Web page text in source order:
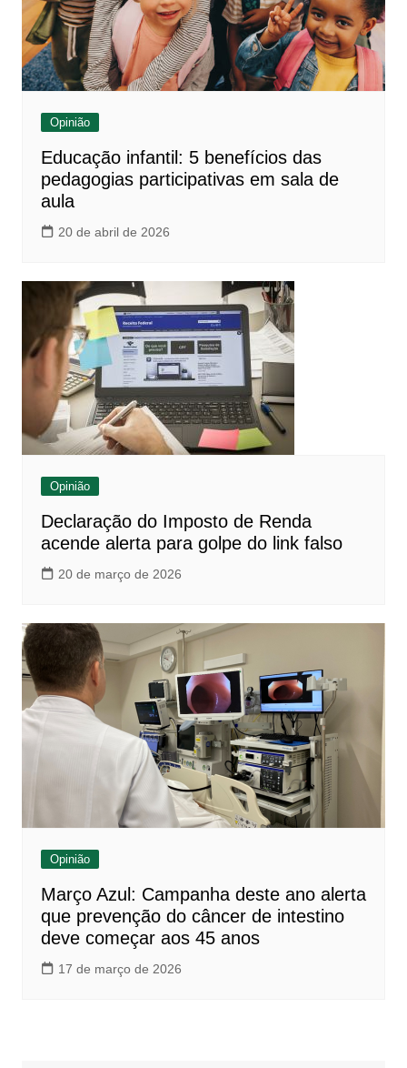
Opinião
Educação infantil: 5 benefícios das
pedagogias participativas em sala de
aula
20 de abril de 2026
Opinião
Declaração do Imposto de Renda
acende alerta para golpe do link falso
20 de março de 2026
Opinião
Março Azul: Campanha deste ano alerta
que prevenção do câncer de intestino
deve começar aos 45 anos
17 de março de 2026